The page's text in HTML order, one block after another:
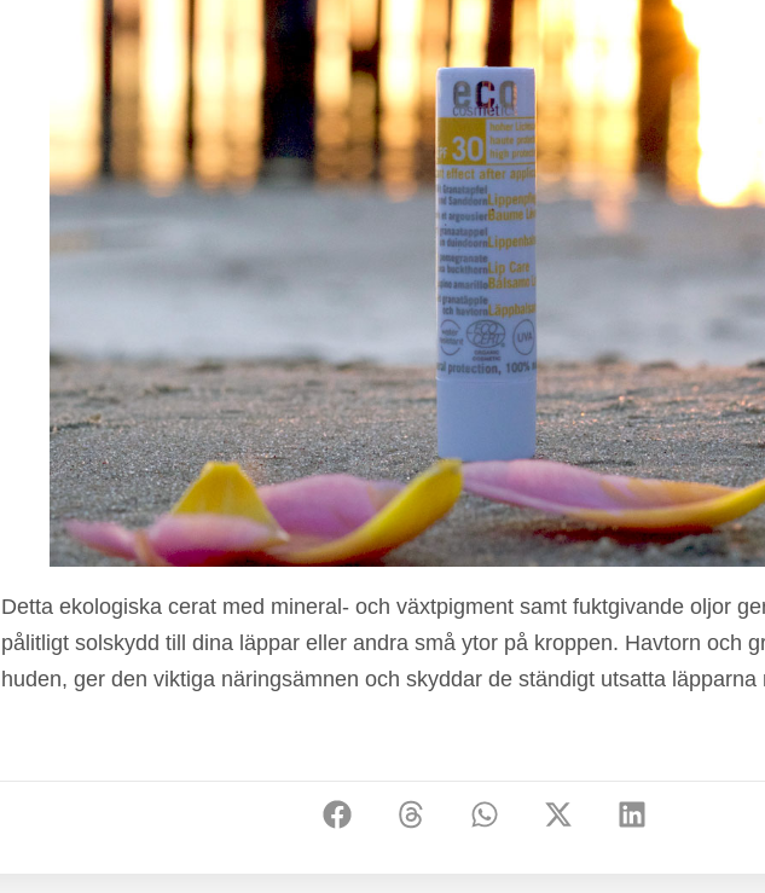
Detta ekologiska cerat med mineral- och växtpigment samt fuktgivande oljor
pålitligt solskydd till dina läppar eller andra små ytor på kroppen. Havtorn och
huden, ger den viktiga näringsämnen och skyddar de ständigt utsatta läpparna